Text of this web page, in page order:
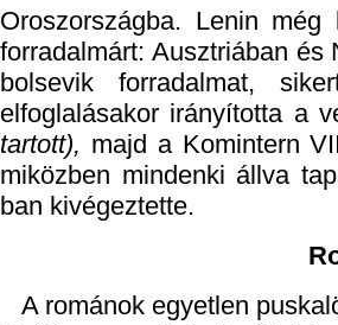
elfoglalásakor irányította a
tartott), majd a Komintern
miközben mindenki
ban kivégeztette.
A románok egyetlen
Győrig nyomultak. Az
fegyverekkel alakult